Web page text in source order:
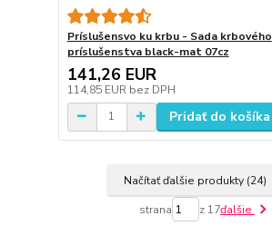
Príslušensvo ku krbu - Sada krbového
príslušenstva black-mat 07cz
141,26 EUR
114,85 EUR bez DPH
Pridať do košíka
Načítať ďalšie produkty (24)
strana z 17ďalšie